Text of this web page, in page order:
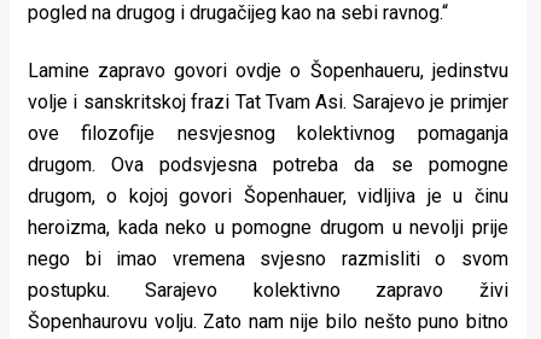
pogled na drugog i drugačijeg kao na sebi ravnog.“
Lamine zapravo govori ovdje o Šopenhaueru, jedinstvu
volje i sanskritskoj frazi Tat Tvam Asi. Sarajevo je primjer
ove filozofije nesvjesnog kolektivnog pomaganja
drugom. Ova podsvjesna potreba da se pomogne
drugom, o kojoj govori Šopenhauer, vidljiva je u činu
heroizma, kada neko u pomogne drugom u nevolji prije
nego bi imao vremena svjesno razmisliti o svom
postupku. Sarajevo kolektivno zapravo živi
Šopenhaurovu volju. Zato nam nije bilo nešto puno bitno